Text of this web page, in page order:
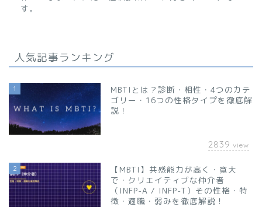
す。
人気記事ランキング
1
MBTIとは？診断・相性・4つのカテ
ゴリー・16つの性格タイプを徹底解
説！
2839 view
2
【MBTI】共感能力が高く・寛大
で・クリエイティブな仲介者
（INFP-A / INFP-T）その性格・特
徴・適職・弱みを徹底解説！